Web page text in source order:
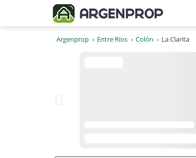
Argenprop Entre Ríos Colón La Clarita